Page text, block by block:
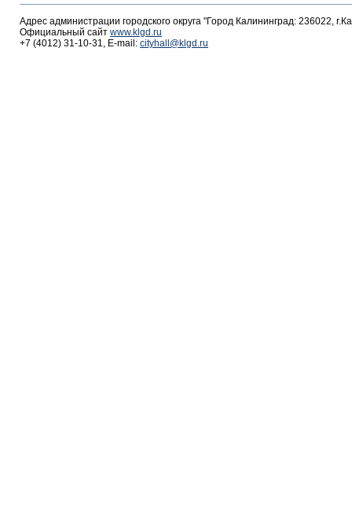
Адрес администрации городского округа "Город Калининград: 236022,
Официальный сайт www.klgd.ru
+7 (4012) 31-10-31, E-mail: cityhall@klgd.ru